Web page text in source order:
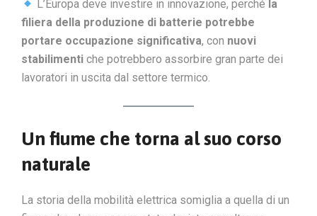
L’Europa deve investire in innovazione, perché la
filiera della produzione di batterie potrebbe
portare occupazione significativa, con nuovi
stabilimenti che potrebbero assorbire gran parte dei
lavoratori in uscita dal settore termico.
Un fiume che torna al suo corso
naturale
La storia della mobilità elettrica somiglia a quella di un